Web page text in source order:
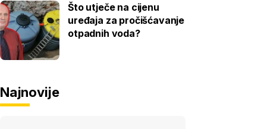
Što utječe na cijenu
uređaja za pročišćavanje
otpadnih voda?
Najnovije